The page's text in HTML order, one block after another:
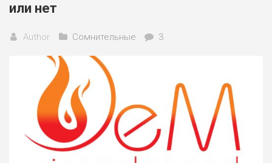
или нет
Author Сомнительные 3